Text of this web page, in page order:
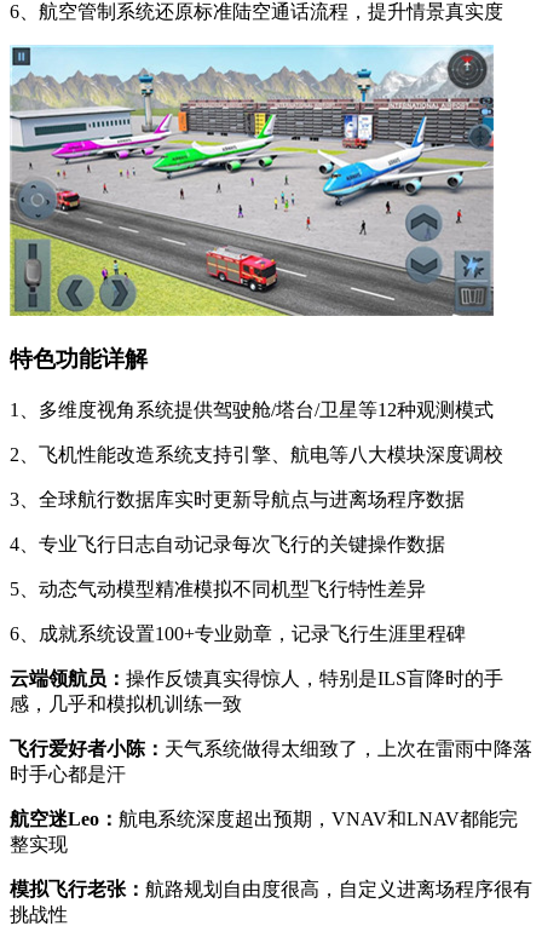
6、航空管制系统还原标准陆空通话流程，提升情景真实度
特色功能详解
1、多维度视角系统提供驾驶舱/塔台/卫星等12种观测模式
2、飞机性能改造系统支持引擎、航电等八大模块深度调校
3、全球航行数据库实时更新导航点与进离场程序数据
4、专业飞行日志自动记录每次飞行的关键操作数据
5、动态气动模型精准模拟不同机型飞行特性差异
6、成就系统设置100+专业勋章，记录飞行生涯里程碑
云端领航员： 操作反馈真实得惊人，特别是ILS盲降时的手
感，几乎和模拟机训练一致
飞行爱好者小陈： 天气系统做得太细致了，上次在雷雨中降落
时手心都是汗
航空迷Leo： 航电系统深度超出预期，VNAV和LNAV都能完
整实现
模拟飞行老张： 航路规划自由度很高，自定义进离场程序很有
挑战性